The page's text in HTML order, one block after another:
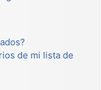
de mi lista de